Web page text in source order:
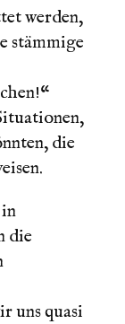
werden,
stämmige
die
die
uns quasi